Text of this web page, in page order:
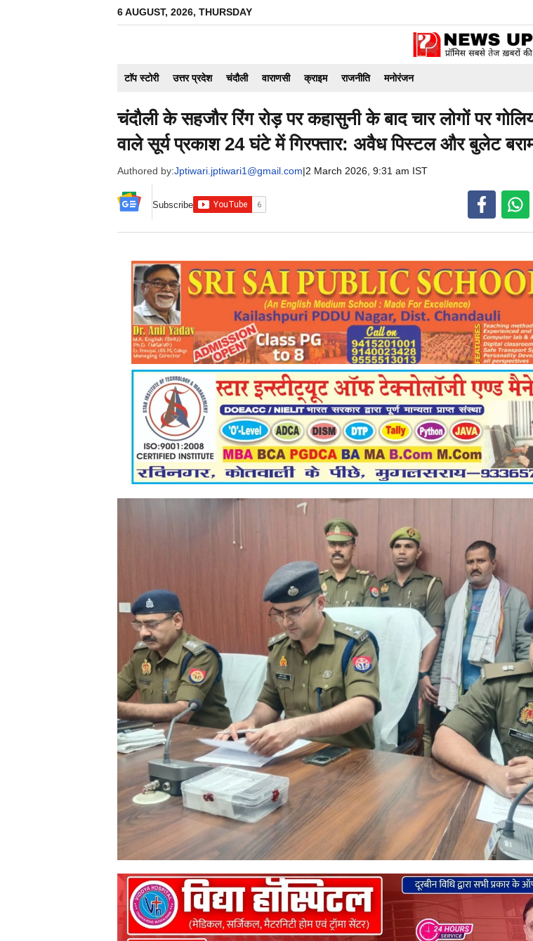
6 AUGUST, 2026, THURSDAY
टाॅप स्टोरी उत्तर प्रदेश चंदौली वाराणसी क्राइम राजनीति मनोरंजन
चंदौली के सहजौर रिंग रोड़ पर कहासुनी के बाद चार लोगों पर
वाले सूर्य प्रकाश 24 घंटे में गिरफ्तार: अवैध पिस्टल और बुलेट
Authored by:Jptiwari.jptiwari1@gmail.com|2 March 2026, 9:31 am IST
Subscribe